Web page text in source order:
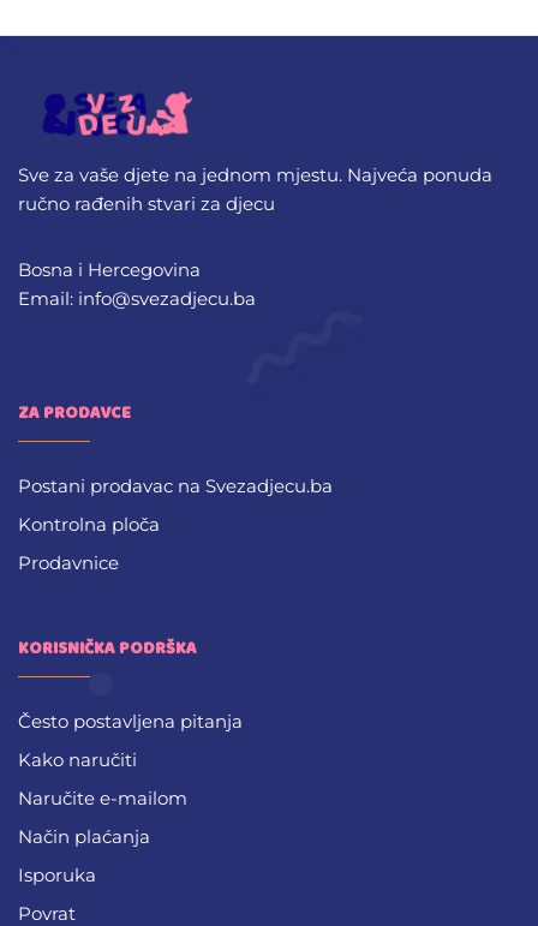
Sve za vaše djete na jednom mjestu. Najveća ponuda
ručno rađenih stvari za djecu
Bosna i Hercegovina
Email: info@svezadjecu.ba
ZA PRODAVCE
Postani prodavac na Svezadjecu.ba
Kontrolna ploča
Prodavnice
KORISNIČKA PODRŠKA
Često postavljena pitanja
Kako naručiti
Naručite e-mailom
Način plaćanja
Isporuka
Povrat